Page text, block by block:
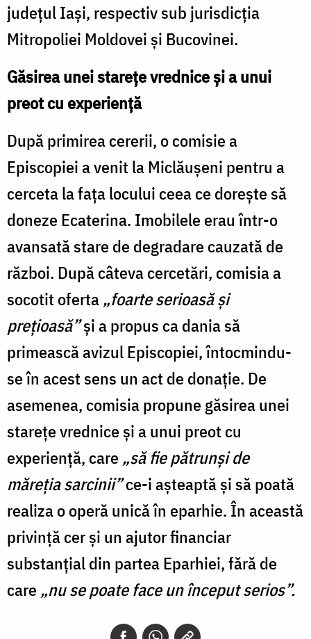
județul Iași, respectiv sub jurisdicția
Mitropoliei Moldovei și Bucovinei.
Găsirea unei starețe vrednice și a unui
preot cu experiență
După primirea cererii, o comisie a
Episcopiei a venit la Miclăușeni pentru a
cerceta la fața locului ceea ce dorește să
doneze Ecaterina. Imobilele erau într-o
avansată stare de degradare cauzată de
război. După câteva cercetări, comisia a
socotit oferta „foarte serioasă și
prețioasă”și a propus ca dania să
primească avizul Episcopiei, întocmindu-
se în acest sens un act de donație. De
asemenea, comisia propune găsirea unei
starețe vrednice și a unui preot cu
experiență, care „să fie pătrunși de
măreția sarcinii”ce-i așteaptă și să poată
realiza o operă unică în eparhie. În această
privință cer și un ajutor financiar
substanțial din partea Eparhiei, fără de
care „nu se poate face un început serios”.